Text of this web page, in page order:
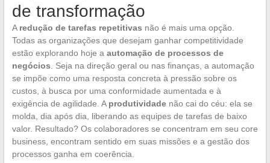
de transformação
A redução de tarefas repetitivas não é mais uma opção.
Todas as organizações que desejam ganhar competitividade
estão explorando hoje a automação de processos de
negócios . Seja na direção geral ou nas finanças, a automação
se impõe como uma resposta concreta à pressão sobre os
custos, à busca por uma conformidade aumentada e à
exigência de agilidade. A produtividadenão cai do céu: ela se
molda, dia após dia, liberando as equipes de tarefas de baixo
valor. Resultado? Os colaboradores se concentram em seu core
business, encontram sentido em suas missões e a gestão dos
processos ganha em coerência.